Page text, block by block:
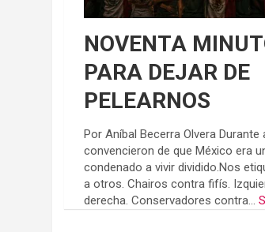
NOVENTA
PARA DEJAR DE
PELEARNOS
Por Aníbal Becerra Olvera Durante
convencieron de que México era
condenado a vivir dividido.Nos
a otros. Chairos contra fifís.
derecha. Conservadores contra...